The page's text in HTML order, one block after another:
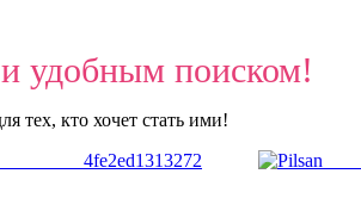
удобным поиском!
тех, кто хочет стать ими!